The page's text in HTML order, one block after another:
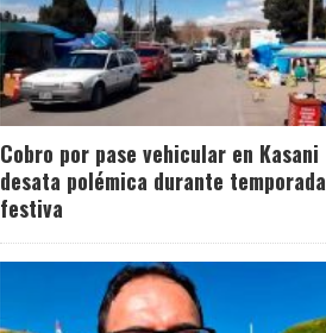
Cobro por pase vehicular en Kasani
desata polémica durante temporada
festiva